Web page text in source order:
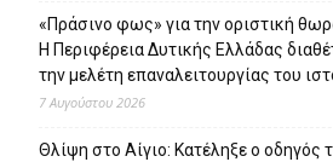
«Πράσινο φως» για την οριστική
Η Περιφέρεια Δυτικής Ελλάδας
την μελέτη επαναλειτουργίας του
7 Αυγούστου 2026
Θλίψη στο Αίγιο: Κατέληξε ο οδηγός